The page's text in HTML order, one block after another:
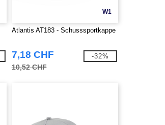
W1
Atlantis AT183 - Schusssportkappe
7,18 CHF
10,52 CHF
-32%